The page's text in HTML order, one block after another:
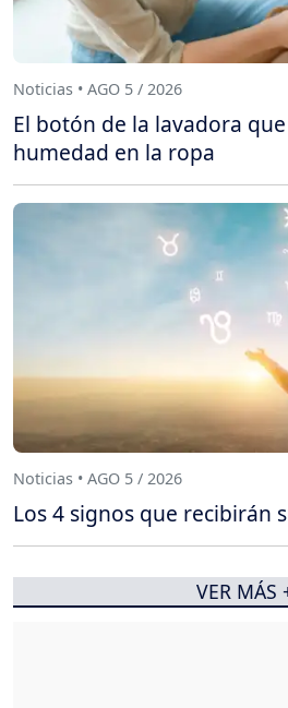
Noticias • AGO 5 / 2026
El botón de la lavadora
humedad en la ropa
Noticias • AGO 5 / 2026
Los 4 signos que recibirán
VER MÁS